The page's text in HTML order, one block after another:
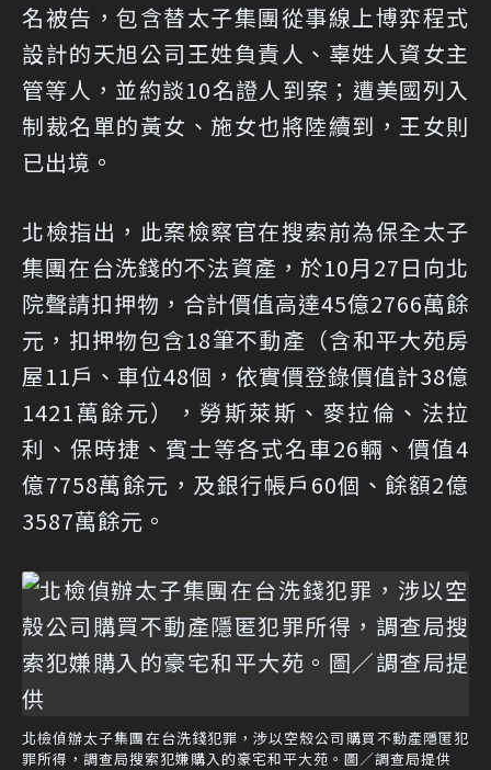
名被告，包含替太子集團從事線上博弈程式
設計的天旭公司王姓負責人、辜姓人資女主
管等人，並約談10名證人到案；遭美國列入
制裁名單的黃女、施女也將陸續到，王女則
已出境。
北檢指出，此案檢察官在搜索前為保全太子
集團在台洗錢的不法資產，於10月27日向北
院聲請扣押物，合計價值高達45億2766萬餘
元，扣押物包含18筆不動產（含和平大苑房
屋11戶、車位48個，依實價登錄價值計38億
1421萬餘元），勞斯萊斯、麥拉倫、法拉
利、保時捷、賓士等各式名車26輛、價值4
億7758萬餘元，及銀行帳戶60個、餘額2億
3587萬餘元。
北檢偵辦太子集團在台洗錢犯罪，涉以空殼公司購買不動產隱匿犯
罪所得，調查局搜索犯嫌購入的豪宅和平大苑。圖／調查局提供